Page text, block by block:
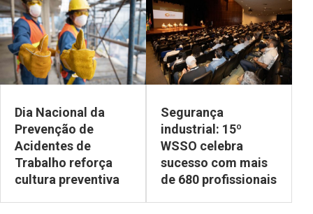
Dia Nacional da
Prevenção de
Acidentes de
Trabalho reforça
cultura preventiva
Segurança
industrial: 15º
WSSO celebra
sucesso com mais
de 680 profissionais